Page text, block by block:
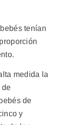
tenían
medida la
de
de
y